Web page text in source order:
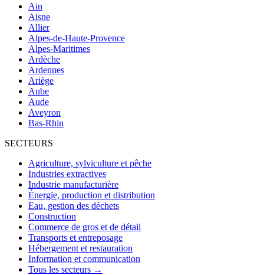
Ain
Aisne
Allier
Alpes-de-Haute-Provence
Alpes-Maritimes
Ardèche
Ardennes
Ariège
Aube
Aude
Aveyron
Bas-Rhin
SECTEURS
Agriculture, sylviculture et pêche
Industries extractives
Industrie manufacturière
Énergie, production et distribution
Eau, gestion des déchets
Construction
Commerce de gros et de détail
Transports et entreposage
Hébergement et restauration
Information et communication
Tous les secteurs →